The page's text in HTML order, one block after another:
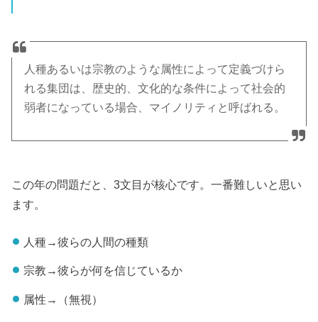
人種あるいは宗教のような属性によって定義づけら
れる集団は、歴史的、文化的な条件によって社会的
弱者になっている場合、マイノリティと呼ばれる。
この年の問題だと、3文目が核心です。一番難しいと思い
ます。
人種→彼らの人間の種類
宗教→彼らが何を信じているか
属性→（無視）